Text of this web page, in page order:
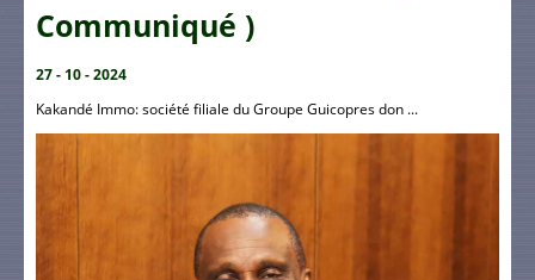
Communiqué )
27 - 10 - 2024
Kakandé Immo: société filiale du Groupe Guicopres don ...